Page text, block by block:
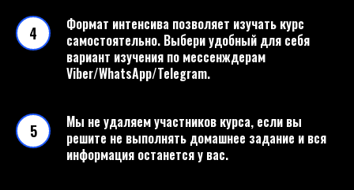
Формат интенсива позволяет изучать курс
самостоятельно. Выбери удобный для себя
вариант изучения по мессенждерам
Viber/WhatsApp/Telegram.
Мы не удаляем участников курса, если вы
решите не выполнять домашнее задание и вся
информация останется у вас.